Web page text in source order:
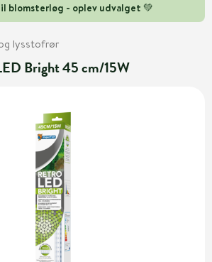
blomsterløg - oplev udvalget 💚
lysstofrør
Bright 45 cm/15W